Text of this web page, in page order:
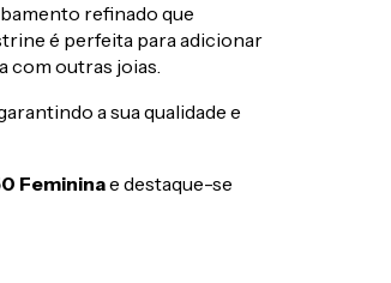
refinado que
é perfeita para adicionar
com outras joias.
a sua qualidade e
Femininae destaque-se